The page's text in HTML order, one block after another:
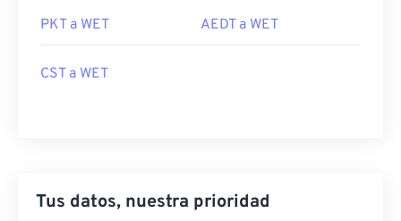
PKT a WET AEDT a WET
CST a WET
Tus datos, nuestra prioridad